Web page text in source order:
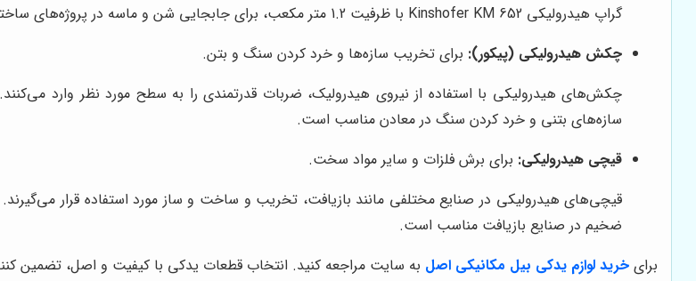
گراپ هیدرولیکی Kinshofer KM 652 با ظرفیت 1.2 متر مکعب، برای جابجایی شن و ماسه در پروژه‌های ساختمانی مناسب است.
چکش هیدرولیکی (پیکور): برای تخریب سازه‌ها و خرد کردن سنگ و بتن.
سازه‌های بتنی و خرد کردن سنگ در معادن مناسب است.
قیچی هیدرولیکی: برای برش فلزات و سایر مواد سخت.
ضخیم در صنایع بازیافت مناسب است.
برای خرید لوازم یدکی بیل مکانیکی اصل به سایت مراجعه کنید. انتخاب قطعات یدکی با کیفیت و اصل، تضمین